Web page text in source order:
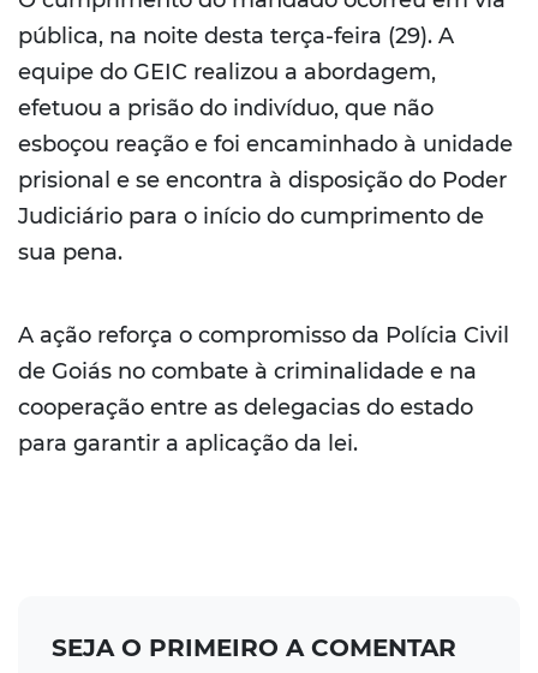
pública, na noite desta terça-feira (29). A
equipe do GEIC realizou a abordagem,
efetuou a prisão do indivíduo, que não
esboçou reação e foi encaminhado à unidade
prisional e se encontra à disposição do Poder
Judiciário para o início do cumprimento de
sua pena.
A ação reforça o compromisso da Polícia Civil
de Goiás no combate à criminalidade e na
cooperação entre as delegacias do estado
para garantir a aplicação da lei.
SEJA O PRIMEIRO A COMENTAR